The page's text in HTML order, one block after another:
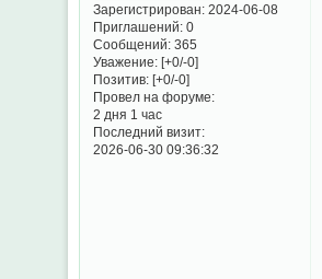
Зарегистрирован: 2024-06-08
Приглашений:0
Сообщений:365
Уважение: [+0/-0]
Позитив: [+0/-0]
Провел на форуме:
2 дня 1 час
Последний визит:
2026-06-30 09:36:32